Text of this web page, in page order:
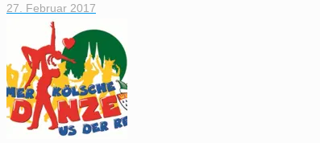
27. Februar 2017